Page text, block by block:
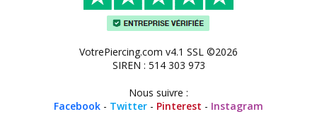
VotrePiercing.com v4.1 SSL ©2026
SIREN : 514 303 973
Nous suivre :
Facebook - Twitter - Pinterest - Instagram